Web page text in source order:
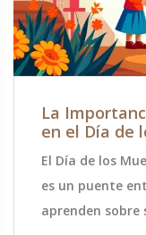
La
en el Día de
El Día de los
es un puente
aprenden sobre